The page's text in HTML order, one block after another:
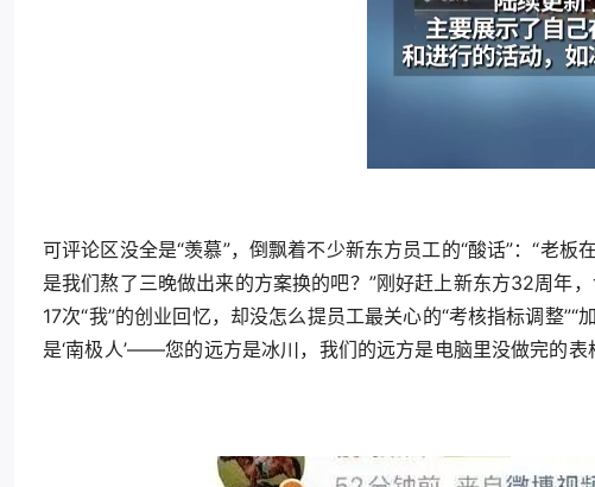
可评论区没全是“羡慕”，倒飘着不少新东方员工的“酸话”：“老板
是我们熬了三晚做出来的方案换的吧？”刚好赶上新东方32周年
17次“我”的创业回忆，却没怎么提员工最关心的“考核指标调整
是‘南极人’——您的远方是冰川，我们的远方是电脑里没做完的表